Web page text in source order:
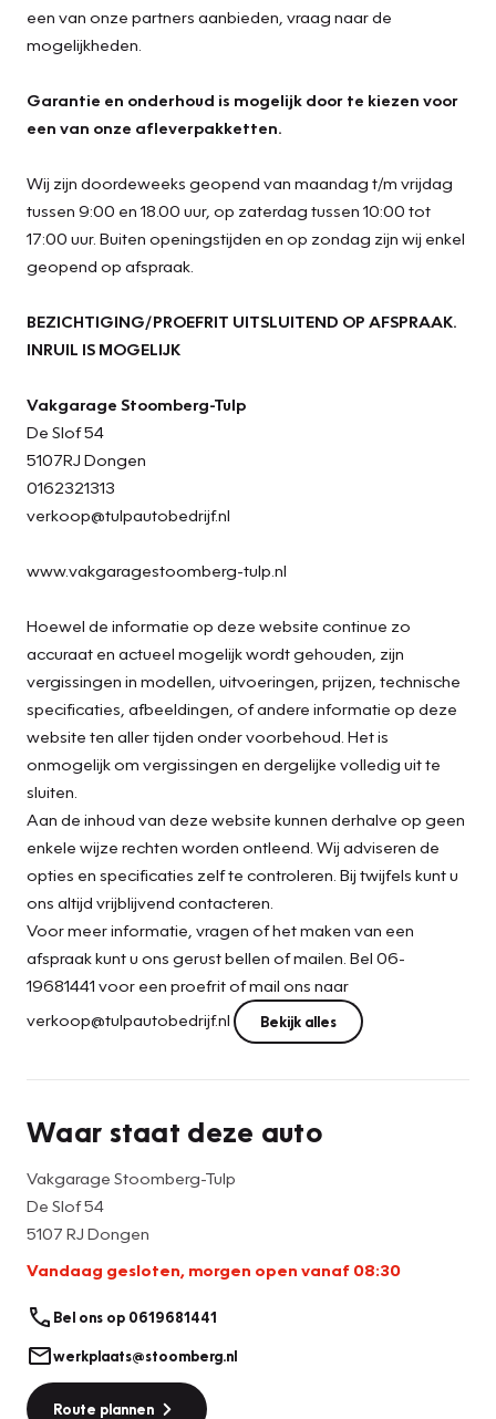
een van onze partners aanbieden, vraag naar de
mogelijkheden.
Garantie en onderhoud is mogelijk door te kiezen voor
een van onze afleverpakketten.
Wij zijn doordeweeks geopend van maandag t/m vrijdag
tussen 9:00 en 18.00 uur, op zaterdag tussen 10:00 tot
17:00 uur. Buiten openingstijden en op zondag zijn wij enkel
geopend op afspraak.
BEZICHTIGING/PROEFRIT UITSLUITEND OP AFSPRAAK.
INRUIL IS MOGELIJK
Vakgarage Stoomberg-Tulp
De Slof 54
5107RJ Dongen
0162321313
verkoop@tulpautobedrijf.nl
www.vakgaragestoomberg-tulp.nl
Hoewel de informatie op deze website continue zo
accuraat en actueel mogelijk wordt gehouden, zijn
vergissingen in modellen, uitvoeringen, prijzen, technische
specificaties, afbeeldingen, of andere informatie op deze
website ten aller tijden onder voorbehoud. Het is
onmogelijk om vergissingen en dergelijke volledig uit te
sluiten.
Aan de inhoud van deze website kunnen derhalve op geen
enkele wijze rechten worden ontleend. Wij adviseren de
opties en specificaties zelf te controleren. Bij twijfels kunt u
ons altijd vrijblijvend contacteren.
Voor meer informatie, vragen of het maken van een
afspraak kunt u ons gerust bellen of mailen. Bel 06-
19681441 voor een proefrit of mail ons naar
verkoop@tulpautobedrijf.nl
Bekijk alles
Waar staat deze auto
Vakgarage Stoomberg-Tulp
De Slof 54
5107 RJ Dongen
Vandaag gesloten, morgen open vanaf 08:30
Bel ons op 0619681441
werkplaats@stoomberg.nl
Route plannen